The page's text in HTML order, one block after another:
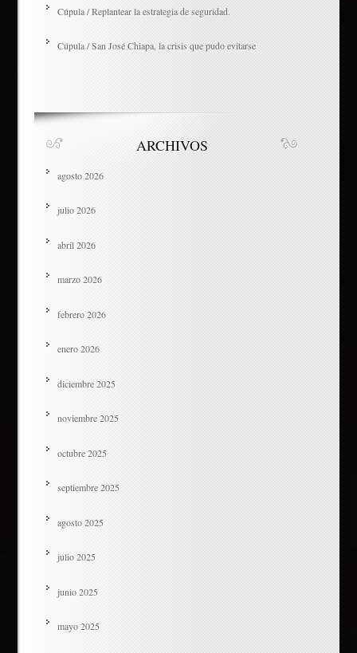
Cúpula / Replantear la estrategia de seguridad.
Cúpula / San José Chiapa, la crisis que pudo evitarse
ARCHIVOS
agosto 2026
julio 2026
abril 2026
marzo 2026
febrero 2026
enero 2026
diciembre 2025
noviembre 2025
octubre 2025
septiembre 2025
agosto 2025
julio 2025
junio 2025
mayo 2025